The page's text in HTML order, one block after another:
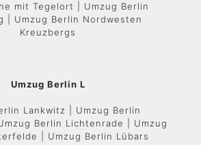
mit Tegelort | Umzug Berlin
| Umzug Berlin Nordwesten
Kreuzbergs
Umzug Berlin L
Lankwitz | Umzug Berlin
Berlin Lichtenrade | Umzug
| Umzug Berlin Lübars